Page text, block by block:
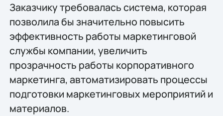
Заказчику требовалась система, которая
позволила бы значительно повысить
эффективность работы маркетинговой
службы компании, увеличить
прозрачность работы корпоративного
маркетинга, автоматизировать процессы
подготовки маркетинговых мероприятий и
материалов.